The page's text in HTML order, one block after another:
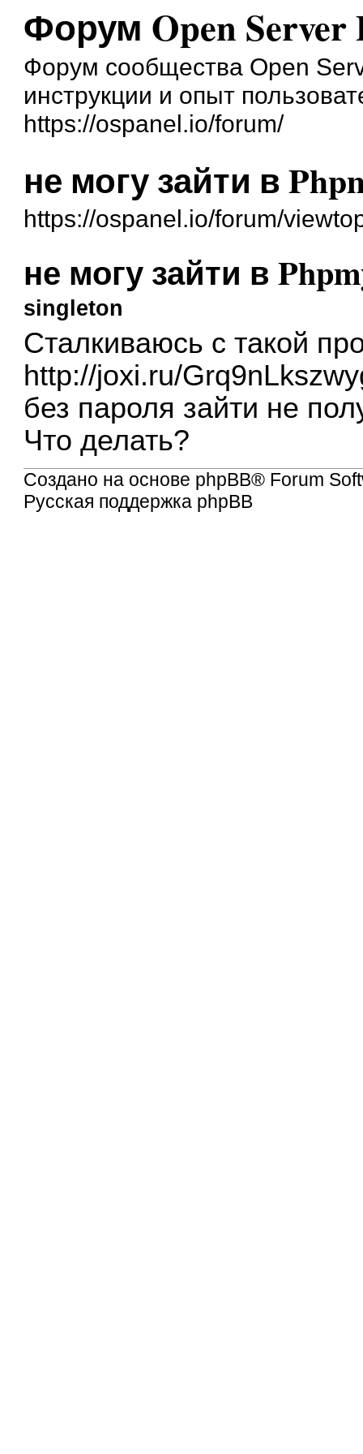
Форум Open Server
Форум сообщества Open
инструкции и опыт
https://ospanel.io/forum/
не могу зайти в
https://ospanel.io/forum/
не могу зайти в
singleton
Сталкиваюсь с такой
http://joxi.ru/
без пароля зайти не
Что делать?
Создано на основе phpBB® Forum
Русская поддержка phpBB